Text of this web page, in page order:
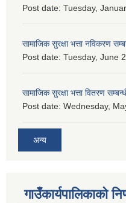
Post date: Tuesday,
सामाजिक सुरक्षा भत्ता नविकरण
Post date: Tuesday, June
सामाजिक सुरक्षा भत्ता वितरण
Post date: Wednesday,
अन्य
गाउँकार्यपालिकाको